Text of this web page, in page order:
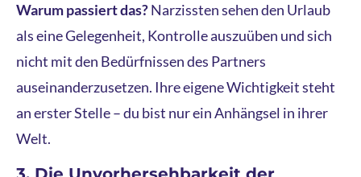
Warum passiert das?Narzissten sehen den Urlaub
als eine Gelegenheit, Kontrolle auszuüben und sich
nicht mit den Bedürfnissen des Partners
auseinanderzusetzen. Ihre eigene Wichtigkeit steht
an erster Stelle – du bist nur ein Anhängsel in ihrer
Welt.